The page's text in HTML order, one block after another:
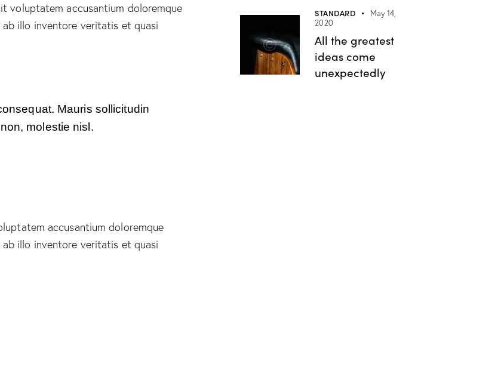
voluptatem accusantium doloremque
illo inventore veritatis et quasi
Mauris sollicitudin
molestie nisl.
accusantium doloremque
illo inventore veritatis et quasi
STANDARD
May 14,
2020
All the greatest
ideas come
unexpectedly